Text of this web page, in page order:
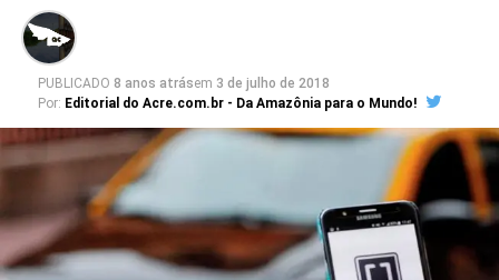
PUBLICADO 8 anos atrásem 3 de julho de 2018
Por: Editorial do Acre.com.br - Da Amazônia para o Mundo!